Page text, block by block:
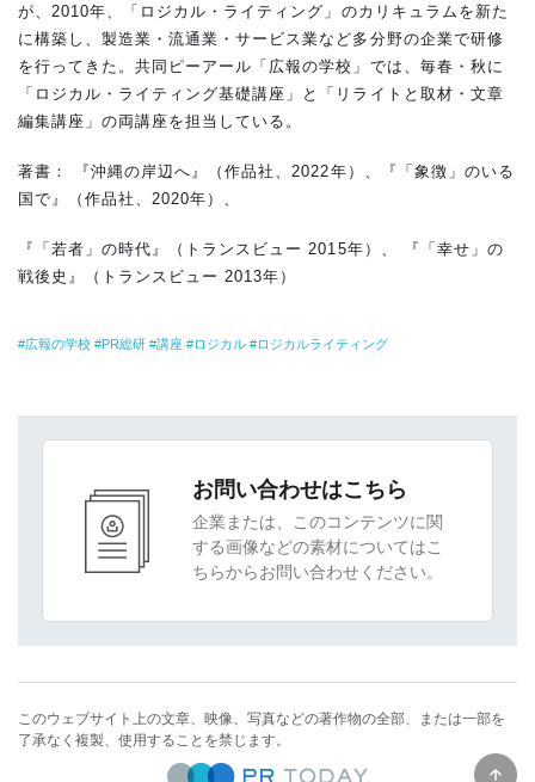
が、2010年、「ロジカル・ライティング」のカリキュラムを新た
に構築し、製造業・流通業・サービス業など多分野の企業で研修
を行ってきた。共同ピーアール「広報の学校」では、毎春・秋に
「ロジカル・ライティング基礎講座」と「リライトと取材・文章
編集講座」の両講座を担当している。
著書： 『沖縄の岸辺へ』（作品社、2022年）、『「象徴」のいる
国で』（作品社、2020年）、
『「若者」の時代』（トランスビュー 2015年）、 『「幸せ」の
戦後史』（トランスビュー 2013年）
広報の学校 PR総研 講座 ロジカル ロジカルライティング
お問い合わせはこちら
企業または、このコンテンツに関
する画像などの素材についてはこ
ちらからお問い合わせください。
このウェブサイト上の文章、映像、写真などの著作物の全部、または一部を
了承なく複製、使用することを禁じます。